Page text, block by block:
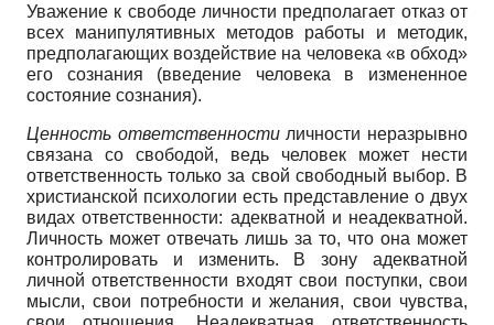
Уважение к свободе личности предполагает отказ от
всех манипулятивных методов работы и методик,
предполагающих воздействие на человека «в обход»
его сознания (введение человека в измененное
состояние сознания).
Ценность ответственностиличности неразрывно
связана со свободой, ведь человек может нести
ответственность только за свой свободный выбор. В
христианской психологии есть представление о двух
видах ответственности: адекватной и неадекватной.
Личность может отвечать лишь за то, что она может
контролировать и изменить. В зону адекватной
личной ответственности входят свои поступки, свои
мысли, свои потребности и желания, свои чувства,